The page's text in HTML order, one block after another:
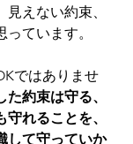
えない約束、
ています。
ではありませ
約束は守る、
れることを、
して守っていか